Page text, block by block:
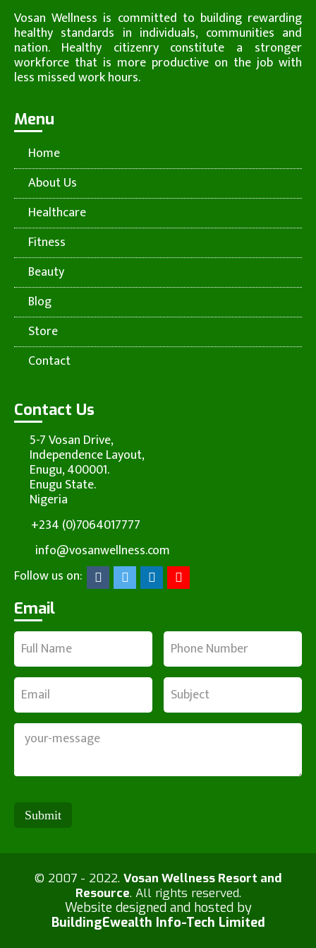
Vosan Wellness is committed to building rewarding
healthy standards in individuals, communities and
nation. Healthy citizenry constitute a stronger
workforce that is more productive on the job with
less missed work hours.
Menu
Home
About Us
Healthcare
Fitness
Beauty
Blog
Store
Contact
Contact Us
5-7 Vosan Drive,
Independence Layout,
Enugu, 400001.
Enugu State.
Nigeria
+234 (0)7064017777
info@vosanwellness.com
Follow us on:
Email
© 2007 - 2022. Vosan Wellness Resort and
Resource. All rights reserved.
Website designed and hosted by
BuildingEwealth Info-Tech Limited